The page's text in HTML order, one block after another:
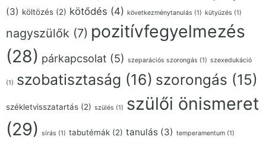
(3) költözés (2) kötődés (4) következménytanulás (1) kütyüzés (1)
nagyszülők (7) pozitívfegyelmezés
(28) párkapcsolat (5) szeparációs szorongás (1) szexedukáció
(1) szobatisztaság (16) szorongás (15)
székletvisszatartás (2) szülés (1) szülői önismeret
(29) sírás (1) tabutémák (2) tanulás (3) temperamentum (1)